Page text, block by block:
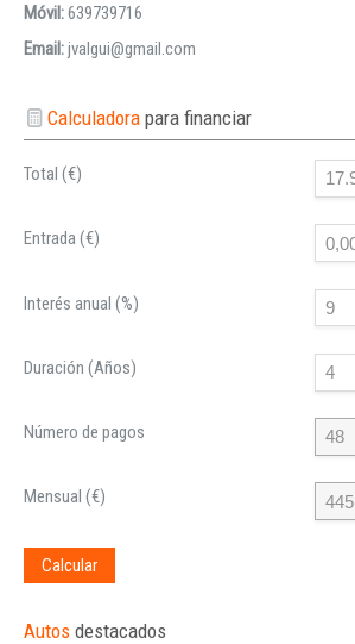
Móvil:639739716
Email:jvalgui@gmail.com
Calculadorapara financiar
Total (€)
Entrada (€)
Interés anual (%)
Duración (Años)
Número de pagos
Mensual (€)
Calcular
Autos destacados